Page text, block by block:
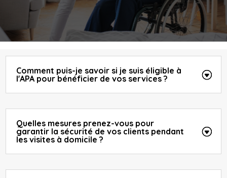
Comment puis-je savoir si je suis éligible à
l'APA pour bénéficier de vos services ?
Quelles mesures prenez-vous pour
garantir la sécurité de vos clients pendant
les visites à domicile ?